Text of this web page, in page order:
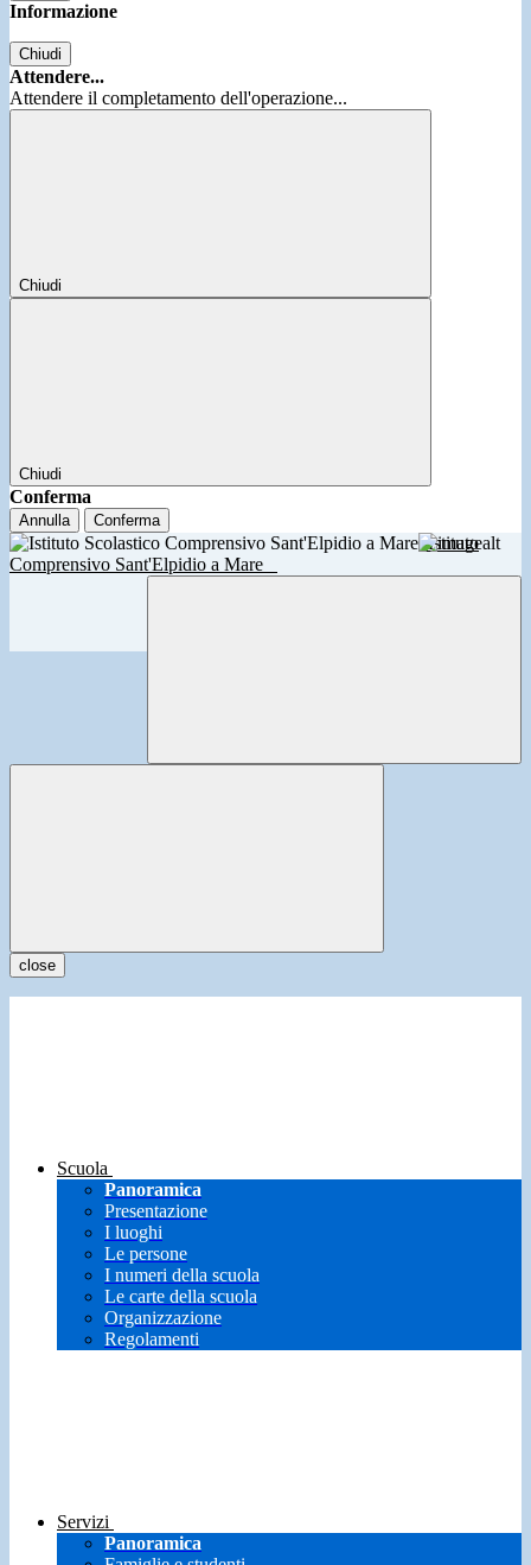
Informazione
Chiudi
Attendere...
Attendere il completamento dell'operazione...
Chiudi
Chiudi
Conferma
Annulla Conferma
Istituto
Comprensivo Sant'Elpidio a Mare
close
Scuola
Panoramica
Presentazione
I luoghi
Le persone
I numeri della scuola
Le carte della scuola
Organizzazione
Regolamenti
Servizi
Panoramica